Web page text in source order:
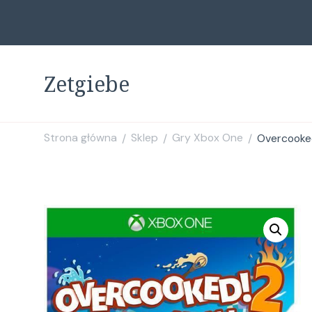
Zetgiebe
Strona główna / Sklep / Gry Xbox One /